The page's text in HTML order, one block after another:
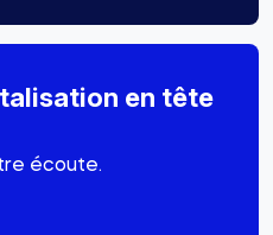
en tête
écoute.